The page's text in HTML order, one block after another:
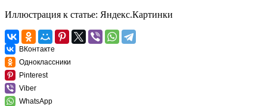
Иллюстрация к статье: Яндекс.Картинки
ВКонтакте
Одноклассники
Pinterest
Viber
WhatsApp